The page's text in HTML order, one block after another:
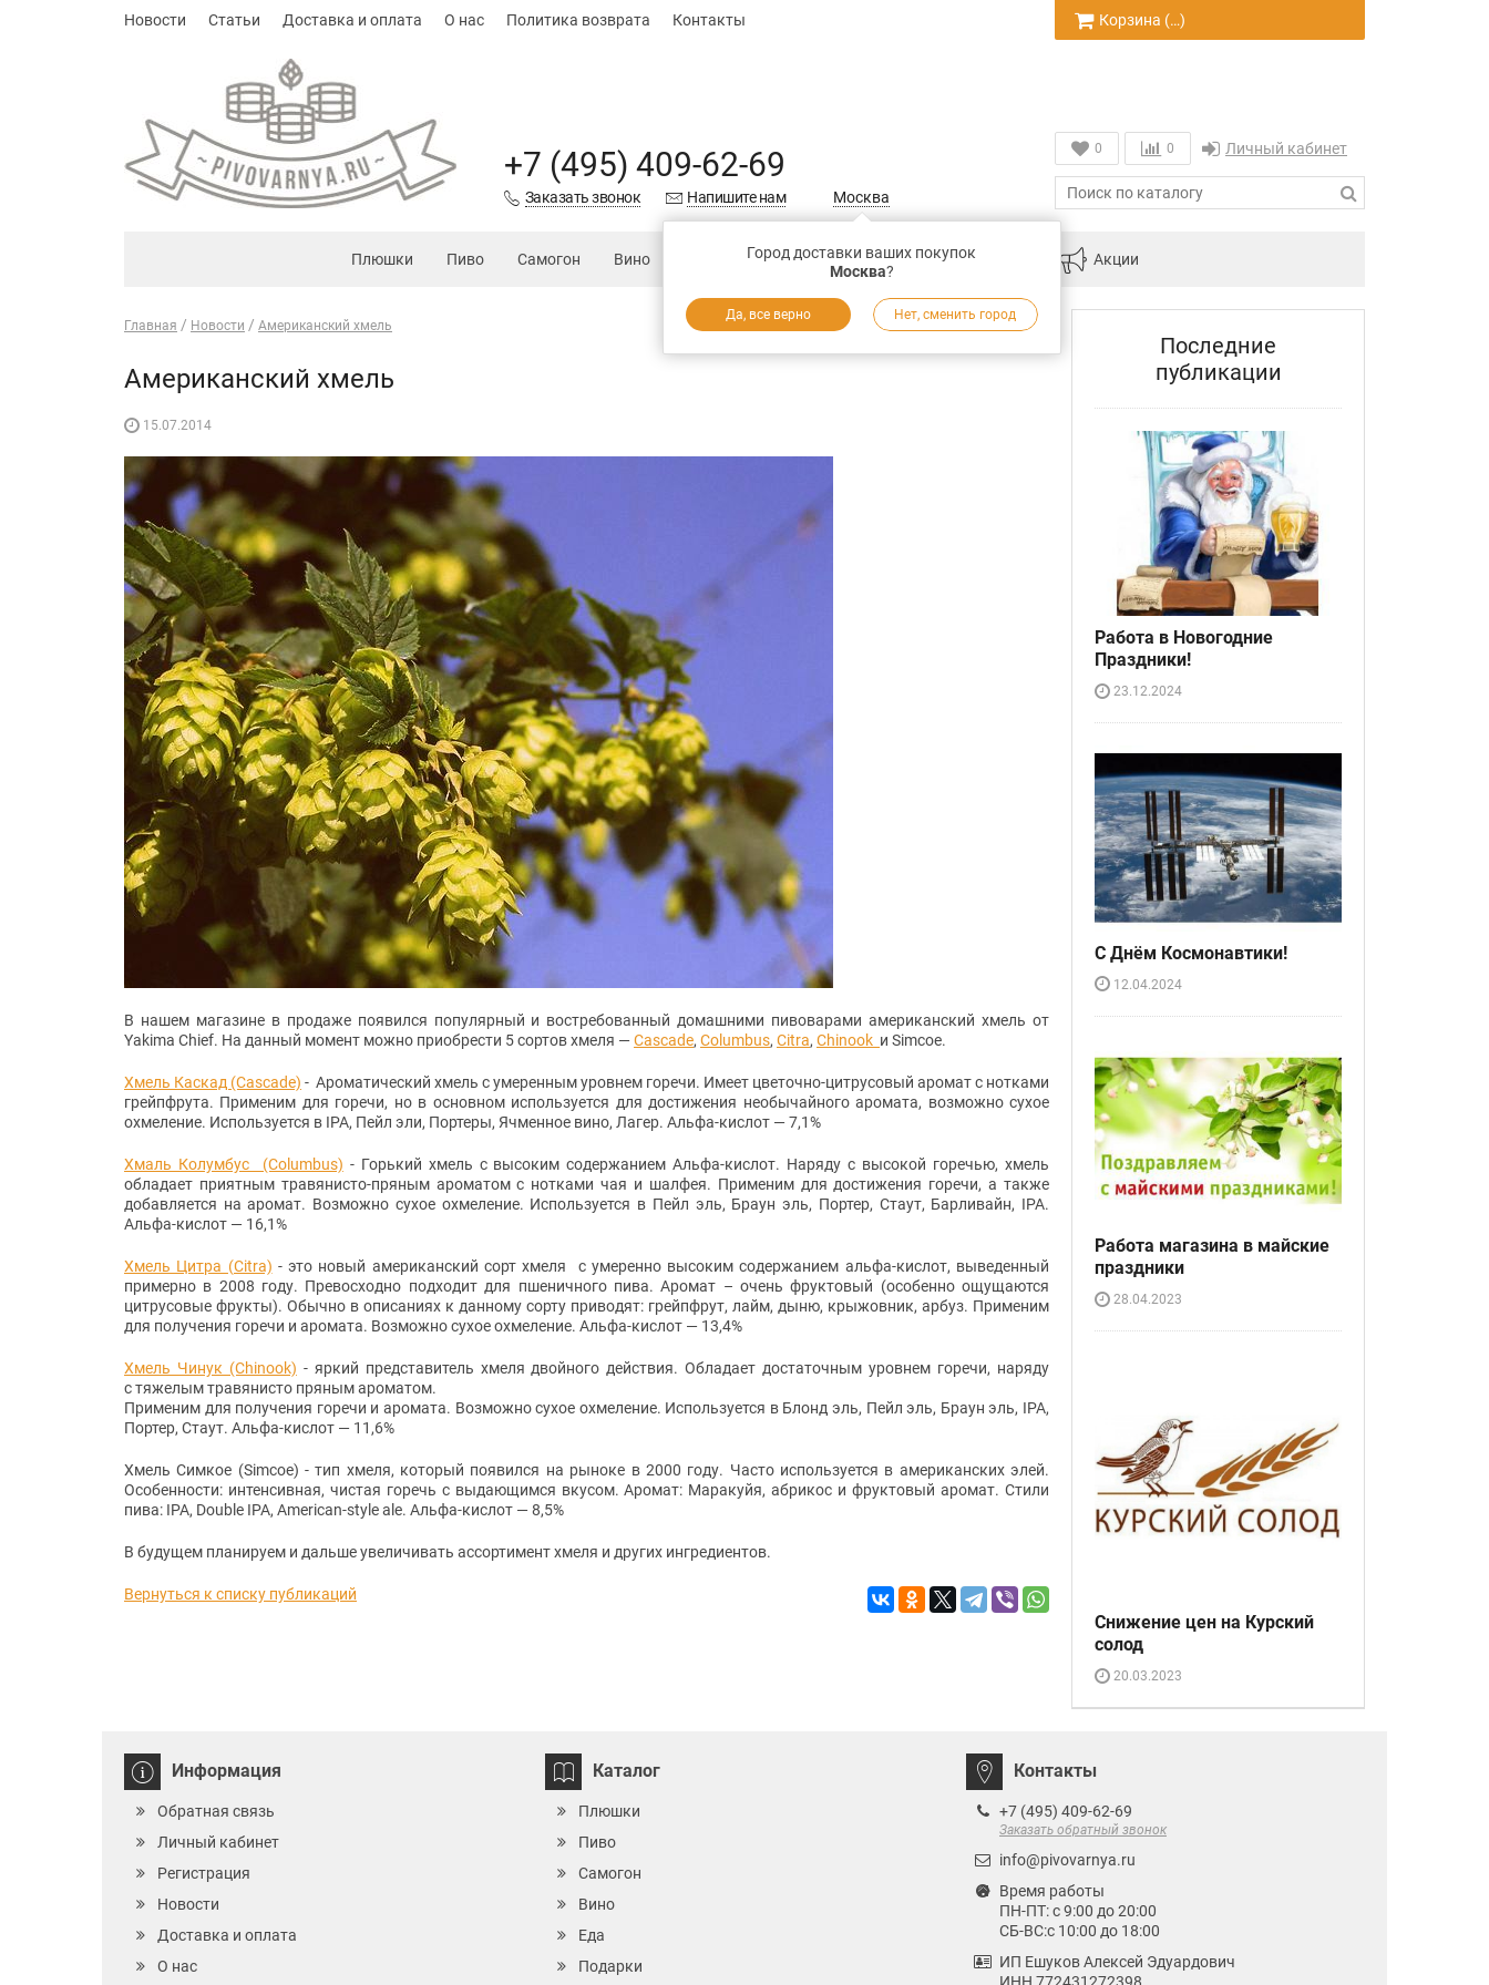
Новости Статьи Доставка и оплата О нас Политика возврата Контакты Корзина (…)
+7 (495) 409-62-69
Заказать звонок Напишите нам Москва
Город доставки ваших покупок
Москва?
Да, все верно Нет, сменить город
0 0 Личный кабинет
Плюшки Пиво Самогон Вино Подарки Запчасти Магазинам Акции
Главная Новости Американский хмель
Американский хмель
15.07.2014
В нашем магазине в продаже появился популярный и востребованный домашними пивоварами американский хмель от
Yakima Chief. На данный момент можно приобрести 5 сортов хмеля — Cascade, Columbus, Citra, Chinook и Simcoe.
Хмель Каскад (Cascade) - Ароматический хмель с умеренным уровнем горечи. Имеет цветочно-цитрусовый аромат с нотками
грейпфрута. Применим для горечи, но в основном используется для достижения необычайного аромата, возможно сухое
охмеление. Используется в IPA, Пейл эли, Портеры, Ячменное вино, Лагер. Альфа-кислот — 7,1%
Хмаль Колумбус (Columbus) - Горький хмель с высоким содержанием Альфа-кислот. Наряду с высокой горечью, хмель
обладает приятным травянисто-пряным ароматом с нотками чая и шалфея. Применим для достижения горечи, а также
добавляется на аромат. Возможно сухое охмеление. Используется в Пейл эль, Браун эль, Портер, Стаут, Барливайн, IPA.
Альфа-кислот — 16,1%
Хмель Цитра (Citra) - это новый американский сорт хмеля с умеренно высоким содержанием альфа-кислот, выведенный
примерно в 2008 году. Превосходно подходит для пшеничного пива. Аромат – очень фруктовый (особенно ощущаются
цитрусовые фрукты). Обычно в описаниях к данному сорту приводят: грейпфрут, лайм, дыню, крыжовник, арбуз. Применим
для получения горечи и аромата. Возможно сухое охмеление. Альфа-кислот — 13,4%
Хмель Чинук (Chinook) - яркий представитель хмеля двойного действия. Обладает достаточным уровнем горечи, наряду
с тяжелым травянисто пряным ароматом.
Применим для получения горечи и аромата. Возможно сухое охмеление. Используется в Блонд эль, Пейл эль, Браун эль, IPA,
Портер, Стаут. Альфа-кислот — 11,6%
Хмель Симкое (Simcoe) - тип хмеля, который появился на рыноке в 2000 году. Часто используется в американских элей.
Особенности: интенсивная, чистая горечь с выдающимся вкусом. Аромат: Маракуйя, абрикос и фруктовый аромат. Стили
пива: IPA, Double IPA, American-style ale. Альфа-кислот — 8,5%
В будущем планируем и дальше увеличивать ассортимент хмеля и других ингредиентов.
Вернуться к списку публикаций
Последние
публикации
Работа в Новогодние
Праздники!
23.12.2024
С Днём Космонавтики!
12.04.2024
Работа магазина в майские
праздники
28.04.2023
Снижение цен на Курский
солод
20.03.2023
Информация
Обратная связь
Личный кабинет
Регистрация
Новости
Доставка и оплата
О нас
Каталог
Плюшки
Пиво
Самогон
Вино
Еда
Подарки
Контакты
+7 (495) 409-62-69
Заказать обратный звонок
info@pivovarnya.ru
Время работы
ПН-ПТ: с 9:00 до 20:00
СБ-ВС:с 10:00 до 18:00
ИП Ешуков Алексей Эдуардович
ИНН 772431272398